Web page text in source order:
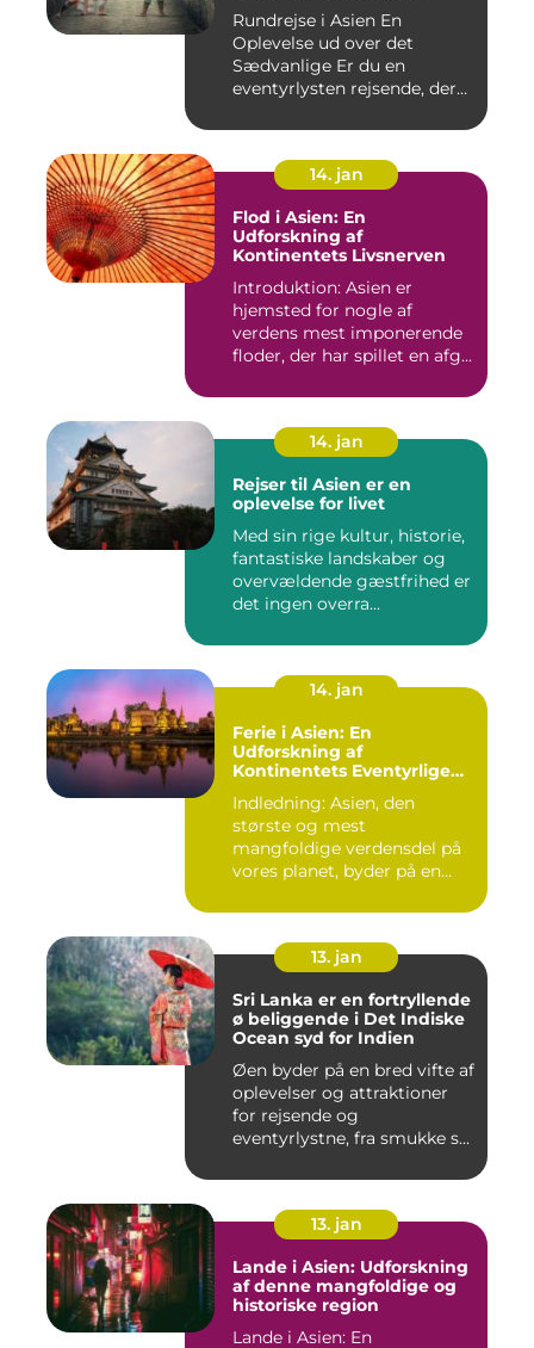
Rundrejse i Asien En
Oplevelse ud over det
Sædvanlige Er du en
eventyrlysten rejsende, der
14. jan
Flod i Asien: En
Udforskning af
Kontinentets Livsnerven
Introduktion: Asien er
hjemsted for nogle af
verdens mest imponerende
floder, der har spillet en afg...
14. jan
Rejser til Asien er en
oplevelse for livet
Med sin rige kultur, historie,
fantastiske landskaber og
overvældende gæstfrihed er
det ingen overra...
14. jan
Ferie i Asien: En
Udforskning af
Kontinentets Eventyrlige
Indledning: Asien, den
største og mest
mangfoldige verdensdel på
vores planet, byder på en
13. jan
Sri Lanka er en fortryllende
ø beliggende i Det Indiske
Ocean syd for Indien
Øen byder på en bred vifte af
oplevelser og attraktioner
for rejsende og
eventyrlystne, fra smukke s...
13. jan
Lande i Asien: Udforskning
af denne mangfoldige og
historiske region
Lande i Asien: En